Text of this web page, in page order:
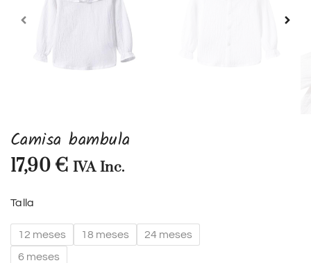
Camisa bambula
17,90 € IVA Inc.
Talla
12 meses 18 meses
24 meses
6 meses